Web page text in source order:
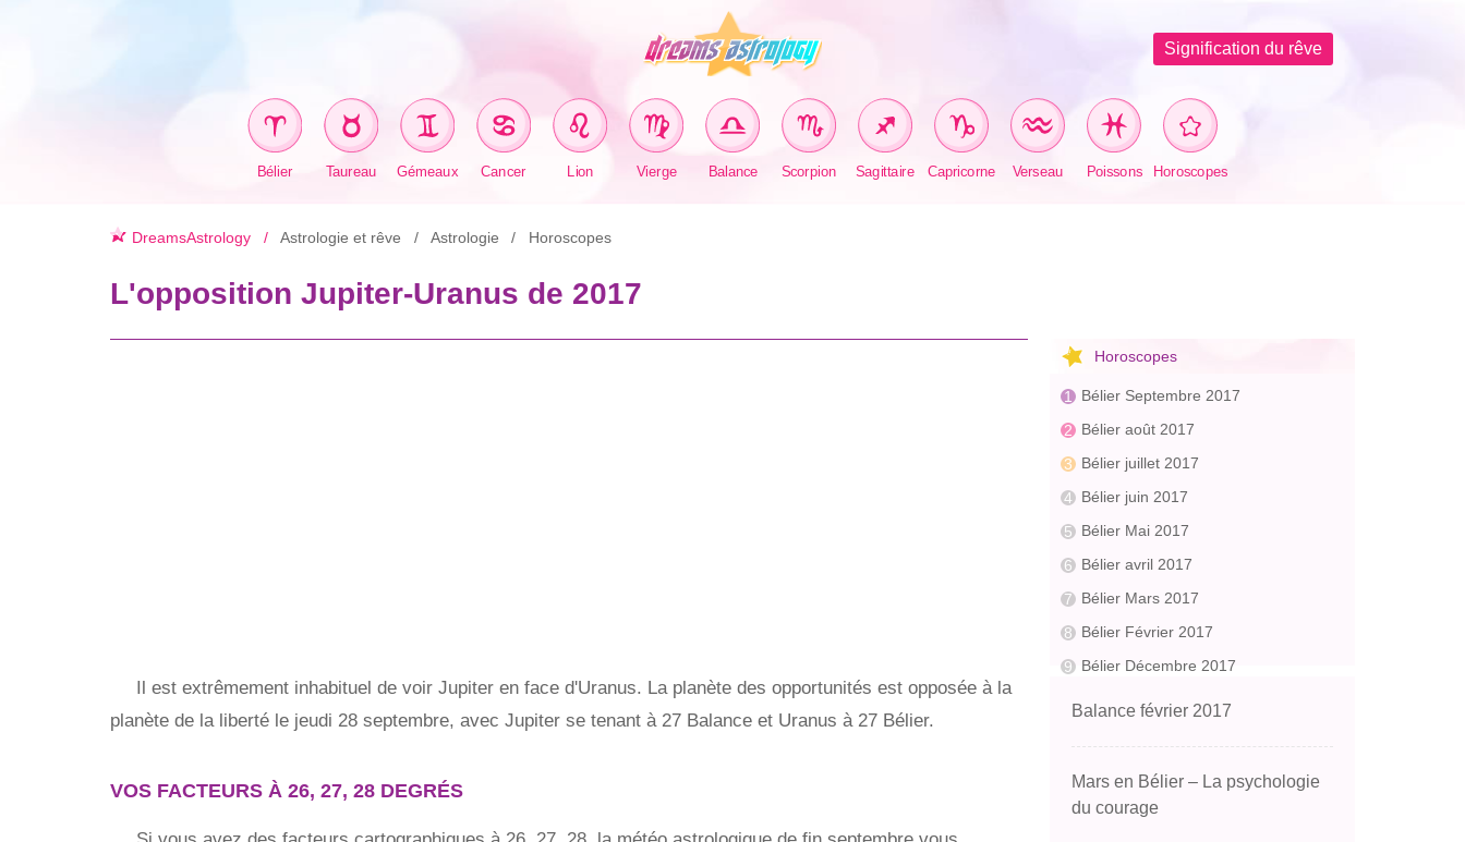
Signification du rêve
Bélier Taureau Gémeaux Cancer Lion Vierge Balance Scorpion Sagittaire Capricorne Verseau Poissons Horoscopes
DreamsAstrology Astrologie et rêve Astrologie Horoscopes
L'opposition Jupiter-Uranus de 2017
Il est extrêmement inhabituel de voir Jupiter en face d'Uranus. La planète des opportunités est opposée à la
planète de la liberté le jeudi 28 septembre, avec Jupiter se tenant à 27 Balance et Uranus à 27 Bélier.
VOS FACTEURS À 26, 27, 28 DEGRÉS
Horoscopes
Bélier Septembre 2017
Bélier août 2017
Bélier juillet 2017
Bélier juin 2017
Bélier Mai 2017
Bélier avril 2017
Bélier Mars 2017
Bélier Février 2017
Bélier Décembre 2017
Balance février 2017
Mars en Bélier – La psychologie
du courage